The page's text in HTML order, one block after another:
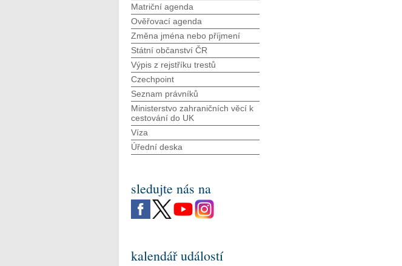
Matriční agenda
Ověřovací agenda
Změna jména nebo příjmení
Státní občanství ČR
Výpis z rejstříku trestů
Czechpoint
Seznam právníků
Ministerstvo zahraničních věcí k
cestování do UK
Víza
Úřední deska
sledujte nás na
kalendář událostí